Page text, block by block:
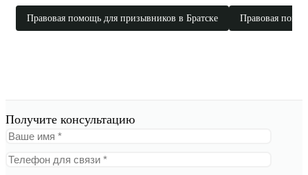
Правовая помощь для призывников в Братске Правовая
Получите консультацию